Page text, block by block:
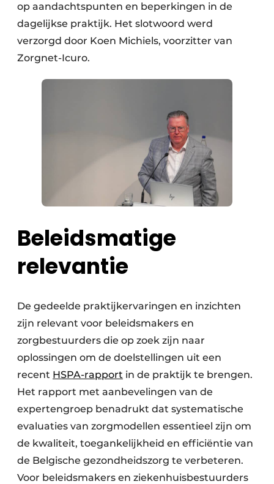
op aandachtspunten en beperkingen in de
dagelijkse praktijk. Het slotwoord werd
verzorgd door Koen Michiels, voorzitter van
Zorgnet-Icuro.
Beleidsmatige
relevantie
De gedeelde praktijkervaringen en inzichten
zijn relevant voor beleidsmakers en
zorgbestuurders die op zoek zijn naar
oplossingen om de doelstellingen uit een
recent HSPA-rapport in de praktijk te brengen.
Het rapport met aanbevelingen van de
expertengroep benadrukt dat systematische
evaluaties van zorgmodellen essentieel zijn om
de kwaliteit, toegankelijkheid en efficiëntie van
de Belgische gezondheidszorg te verbeteren.
Voor beleidsmakers en ziekenhuisbestuurders